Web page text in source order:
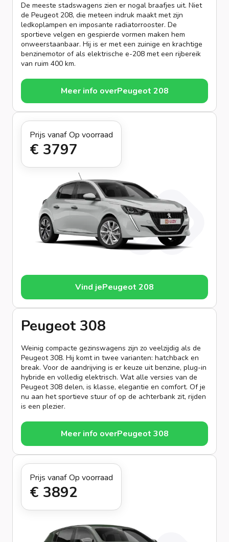
De meeste stadswagens zien er nogal braafjes uit. Niet
de Peugeot 208, die meteen indruk maakt met zijn
ledkoplampen en imposante radiatorrooster. De
sportieve velgen en gespierde vormen maken hem
onweerstaanbaar. Hij is er met een zuinige en krachtige
benzinemotor of als elektrische e-208 met een rijbereik
van ruim 400 km.
Meer info overPeugeot 208
Prijs vanaf
€ 379
Op voorraad
7
Vind jePeugeot 208
Peugeot 308
Weinig compacte gezinswagens zijn zo veelzijdig als de
Peugeot 308. Hij komt in twee varianten: hatchback en
break. Voor de aandrijving is er keuze uit benzine, plug-in
hybride en volledig elektrisch. Wat alle versies van de
Peugeot 308 delen, is klasse, elegantie en comfort. Of je
nu aan het sportieve stuur of op de achterbank zit, rijden
is een plezier.
Meer info overPeugeot 308
Prijs vanaf
€ 389
Op voorraad
2